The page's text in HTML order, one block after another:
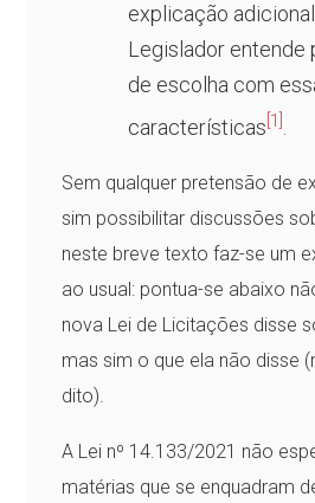
explicação
Legislador entende
de escolha com
características [1]
Sem qualquer pretensão de
sim possibilitar discussões
neste breve texto faz-se um
ao usual: pontua-se abaixo
nova Lei de Licitações disse
mas sim o que ela não disse
dito).
A Lei nº 14.133/2021 não
matérias que se enquadram